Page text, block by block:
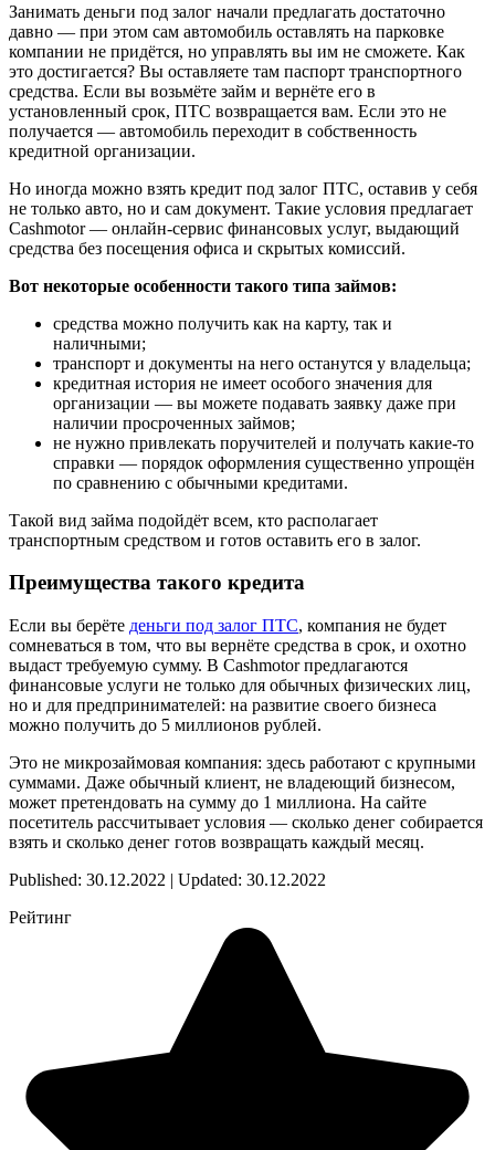
Занимать деньги под залог начали предлагать достаточно
давно — при этом сам автомобиль оставлять на парковке
компании не придётся, но управлять вы им не сможете. Как
это достигается? Вы оставляете там паспорт транспортного
средства. Если вы возьмёте займ и вернёте его в
установленный срок, ПТС возвращается вам. Если это не
получается — автомобиль переходит в собственность
кредитной организации.
Но иногда можно взять кредит под залог ПТС, оставив у себя
не только авто, но и сам документ. Такие условия предлагает
Cashmotor — онлайн-сервис финансовых услуг, выдающий
средства без посещения офиса и скрытых комиссий.
Вот некоторые особенности такого типа займов:
средства можно получить как на карту, так и
наличными;
транспорт и документы на него останутся у владельца;
кредитная история не имеет особого значения для
организации — вы можете подавать заявку даже при
наличии просроченных займов;
не нужно привлекать поручителей и получать какие-то
справки — порядок оформления существенно упрощён
по сравнению с обычными кредитами.
Такой вид займа подойдёт всем, кто располагает
транспортным средством и готов оставить его в залог.
Преимущества такого кредита
Если вы берёте деньги под залог ПТС, компания не будет
сомневаться в том, что вы вернёте средства в срок, и охотно
выдаст требуемую сумму. В Cashmotor предлагаются
финансовые услуги не только для обычных физических лиц,
но и для предпринимателей: на развитие своего бизнеса
можно получить до 5 миллионов рублей.
Это не микрозаймовая компания: здесь работают с крупными
суммами. Даже обычный клиент, не владеющий бизнесом,
может претендовать на сумму до 1 миллиона. На сайте
посетитель рассчитывает условия — сколько денег собирается
взять и сколько денег готов возвращать каждый месяц.
Published: 30.12.2022 | Updated: 30.12.2022
Рейтинг